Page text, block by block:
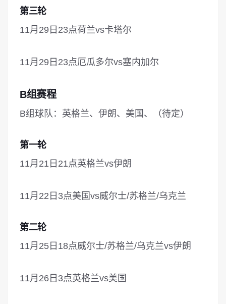
第三轮
11月29日23点荷兰vs卡塔尔
11月29日23点厄瓜多尔vs塞内加尔
B组赛程
B组球队：英格兰、伊朗、美国、（待定）
第一轮
11月21日21点英格兰vs伊朗
11月22日3点美国vs威尔士/苏格兰/乌克兰
第二轮
11月25日18点威尔士/苏格兰/乌克兰vs伊朗
11月26日3点英格兰vs美国